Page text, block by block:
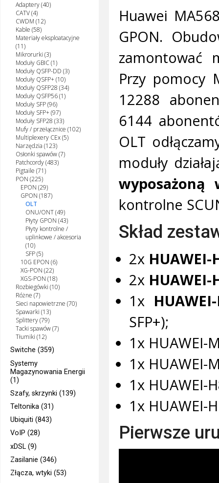
Adaptery (40)
CATV (4)
CWDM (12)
Kable (58)
Materiały eksploatacyjne
(11)
Mikrorurki (3)
Moduły GBIC (1)
Moduły QSFP-DD (3)
Moduły QSFP+ (10)
Moduły QSFP28 (34)
Moduły QSFP56 (1)
Moduły SFP (96)
Moduły SFP+ (97)
Moduły SFP28 (33)
Mufy / przełącznice (102)
Multiplexery CEx (5)
Narzędzia (123)
Osłonki spawów (7)
Patchcordy (483)
Pigtaile (71)
PON (225)
EPON (29)
GPON (187)
OLT
ONU/ONT (49)
Płyty GPON (43)
Płyty kontrolne /
uplinkowe / akcesoria
(10)
SFP (5)
10G EPON (6)
XG-PON (22)
XGS-PON (18)
Rozbiegówki (10)
Różne (7)
Sieci napowietrzne (70)
Spawarki (13)
Splittery (79)
Tacki spawów (7)
Tłumiki (12)
Switche (359)
Systemy
Magazynowania Energii
(1)
Szafy, skrzynki (139)
Teltonika (31)
Ubiquiti (843)
VoIP (28)
xDSL (9)
Zasilanie (346)
Złącza, wtyki (53)
Huawei
GPON.
zamontować
Przy pomocy
12288
6144
OLT
moduły
kontrolne
Skład
2x HUAWEI-
2x HUAWEI-
1x
SFP+);
1x HUAWEI-
1x HUAWEI-
1x HUAWEI-
1x HUAWEI-
Pierwsze